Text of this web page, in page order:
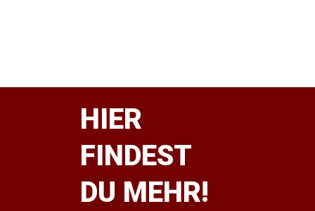
HIER
FINDEST
DU MEHR!